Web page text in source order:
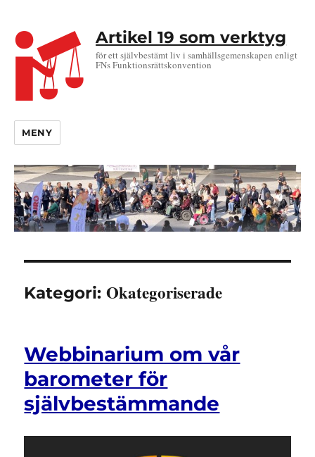
Artikel 19 som verktyg
för ett självbestämt liv i samhällsgemenskapen enligt
FNs Funktionsrättskonvention
MENY
Kategori:Okategoriserade
Webbinarium om vår
barometer för
självbestämmande